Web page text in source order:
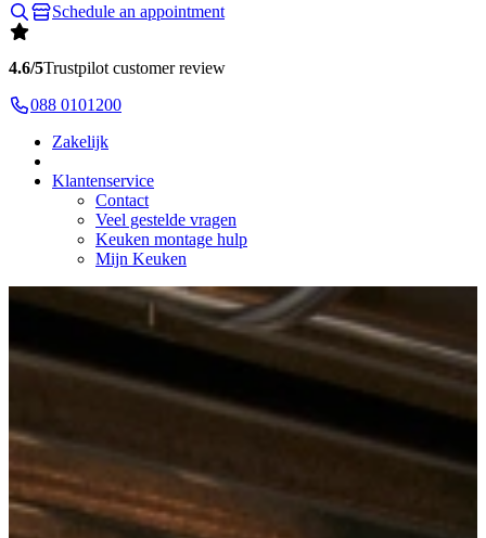
Schedule an appointment
4.6/5Trustpilot customer review
088 0101200
Zakelijk
Klantenservice
Contact
Veel gestelde vragen
Keuken montage hulp
Mijn Keuken
Kitchens
Inductie Pannen
Tri-Ply Sauspan met garde